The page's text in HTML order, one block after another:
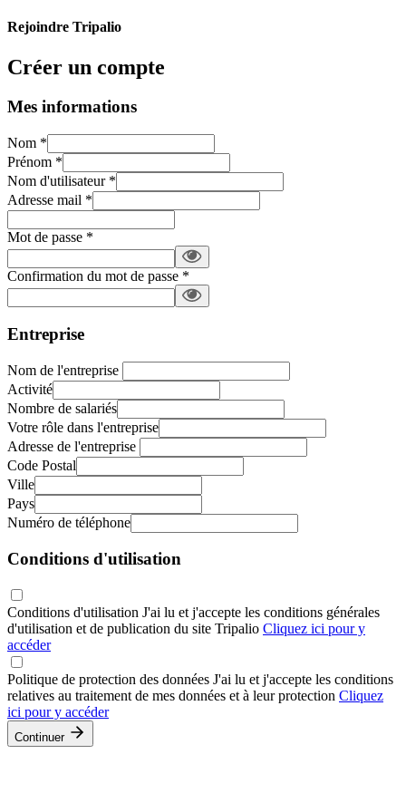
Rejoindre Tripalio
Créer un compte
Mes informations
Nom *
Prénom *
Nom d'utilisateur*
Adresse mail *
Mot de passe *
Confirmation du mot de passe *
Entreprise
Nom de l'entreprise
Activité
Nombre de salariés
Votre rôle dans l'entreprise
Adresse de l'entreprise
Code Postal
Ville
Pays
Numéro de téléphone
Conditions d'utilisation
Conditions d'utilisation J'ai lu et j'accepte les conditions générales
d'utilisation et de publication du site Tripalio Cliquez ici pour y
accéder
Politique de protection des données J'ai lu et j'accepte les conditions
relatives au traitement de mes données et à leur protection Cliquez
ici pour y accéder
Continuer